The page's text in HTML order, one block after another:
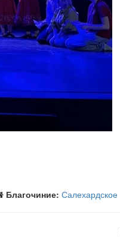
Благочиние: Салехардское